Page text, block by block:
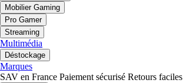
Mobilier Gaming
Pro Gamer
Streaming
Multimédia
Déstockage
Marques
SAV en France Paiement sécurisé Retours faciles